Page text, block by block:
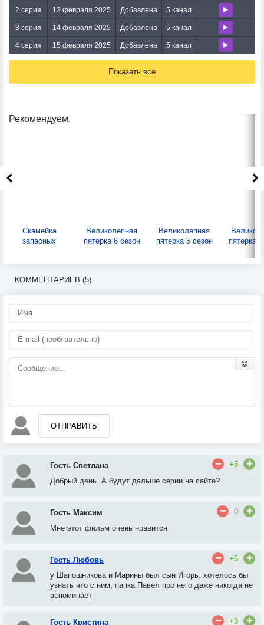
2 серия 13 февраля 2025 Добавлена 5 канал
3 серия 14 февраля 2025 Добавлена 5 канал
4 серия 15 февраля 2025 Добавлена 5 канал
Показать все
Рекомендуем.
Скамейка
запасных
Великолепная
пятерка 6 сезон
Великолепная
пятерка 5 сезон
пятерка
КОММЕНТАРИЕВ (5)
ОТПРАВИТЬ
Гость Светлана
+5
Добрый день. А будут дальше серии на сайте?
Гость Максим
0
Мне этот фильм очень нравится
Гость Любовь
+5
у Шапошникова и Марины был сын Игорь, хотелось бы
узнать что с ним, папка Павел про него даже никогда не
вспоминает
Гость Кристина +3